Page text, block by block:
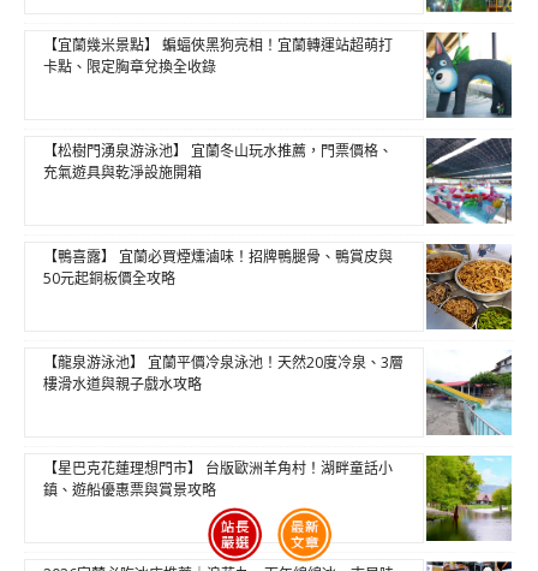
【宜蘭幾米景點】 蝙蝠俠黑狗亮相！宜蘭轉運站超萌打
卡點、限定胸章兌換全收錄
【松樹門湧泉游泳池】 宜蘭冬山玩水推薦，門票價格、
充氣遊具與乾淨設施開箱
【鴨喜露】 宜蘭必買煙燻滷味！招牌鴨腿骨、鴨賞皮與
50元起銅板價全攻略
【龍泉游泳池】 宜蘭平價冷泉泳池！天然20度冷泉、3層
樓滑水道與親子戲水攻略
【星巴克花蓮理想門市】 台版歐洲羊角村！湖畔童話小
鎮、遊船優惠票與賞景攻略